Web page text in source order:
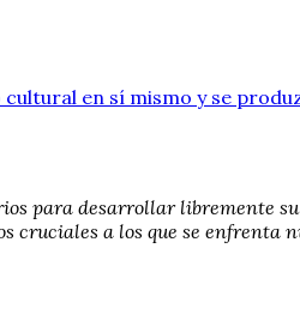
en sí mismo y se
para desarrollar libremente
a los que se enfrenta